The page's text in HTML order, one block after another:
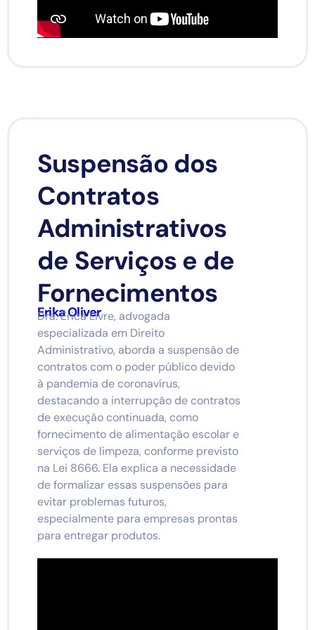
Suspensão dos
Contratos
Administrativos
de Serviços e de
Fornecimentos
Erika Oliver
Dra. Érica Livre, advogada
especializada em Direito
Administrativo, aborda a suspensão de
contratos com o poder público devido
à pandemia de coronavírus,
destacando a interrupção de contratos
de execução continuada, como
fornecimento de alimentação escolar e
serviços de limpeza, conforme previsto
na Lei 8666. Ela explica a necessidade
de formalizar essas suspensões para
evitar problemas futuros,
especialmente para empresas prontas
para entregar produtos.